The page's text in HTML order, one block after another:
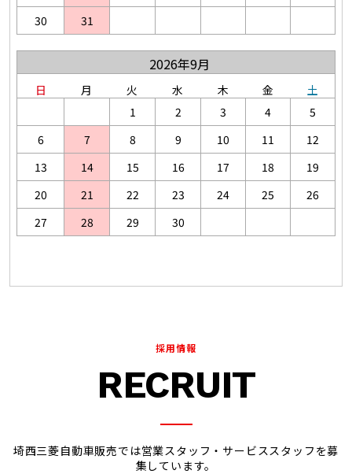
採用情報
RECRUIT
埼西三菱自動車販売では営業スタッフ・サービススタッフを募
集しています。